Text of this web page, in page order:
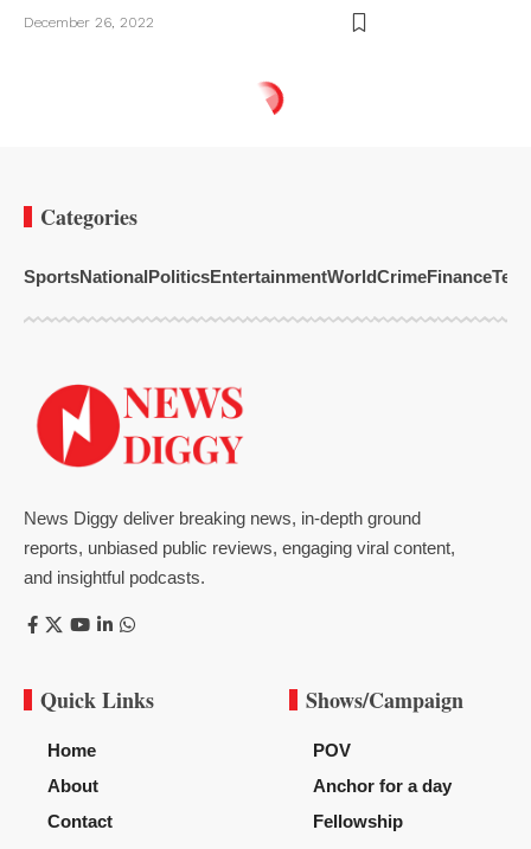
December 26, 2022
Categories
SportsNationalPoliticsEntertainmentWorldCrimeFinance
News Diggy deliver breaking news, in-depth ground
reports, unbiased public reviews, engaging viral content,
and insightful podcasts.
Quick Links
Home
About
Contact
Shows/Campaign
POV
Anchor for a day
Fellowship